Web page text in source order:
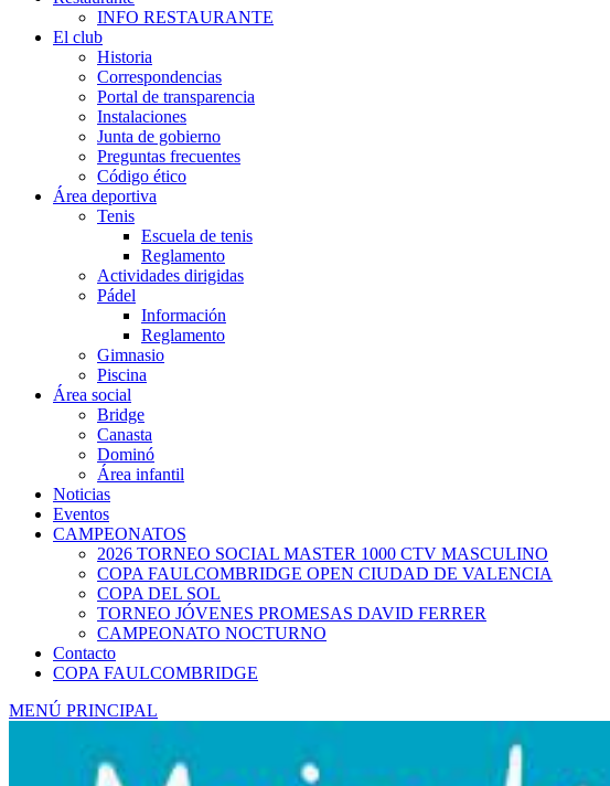
INFO RESTAURANTE
El club
Historia
Correspondencias
Portal de transparencia
Instalaciones
Junta de gobierno
Preguntas frecuentes
Código ético
Área deportiva
Tenis
Escuela de tenis
Reglamento
Actividades dirigidas
Pádel
Información
Reglamento
Gimnasio
Piscina
Área social
Bridge
Canasta
Dominó
Área infantil
Noticias
Eventos
CAMPEONATOS
2026 TORNEO SOCIAL MASTER 1000 CTV MASCULINO
COPA FAULCOMBRIDGE OPEN CIUDAD DE VALENCIA
COPA DEL SOL
TORNEO JÓVENES PROMESAS DAVID FERRER
CAMPEONATO NOCTURNO
Contacto
COPA FAULCOMBRIDGE
MENÚ PRINCIPAL